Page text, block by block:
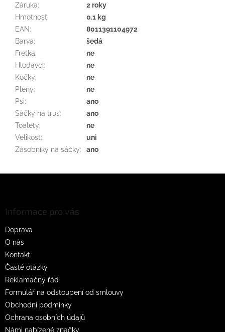
Záruka:
2 roky
Hmotnost:
0.1 kg
EAN:
8011391104972
Barva:
šedá
Fretka:
ne
Hlodavci:
ne
Kočky:
ne
Pleny:
ne
Psi:
ano
Sáčky na trus:
ano
Toalety:
ne
Velikost:
uni
Zásobníky na sáčky: ano
Informace pro vás
Doprava
O nás
Kontakt
Časté otázky
Reklamačný řád
Formulář na odstoupení od smlouvy
Obchodní podmínky
Ochrana osobních údajů
Námi nabízené značky